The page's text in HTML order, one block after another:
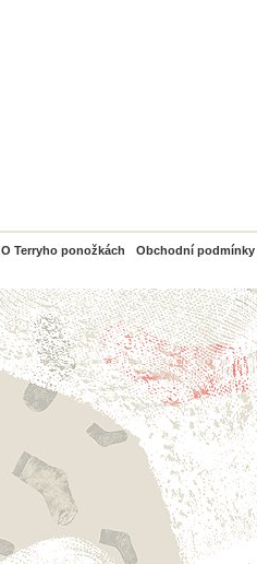
O Terryho ponožkách Obchodní podmínky
PayPal